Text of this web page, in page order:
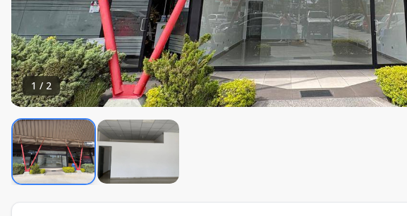
1 / 2